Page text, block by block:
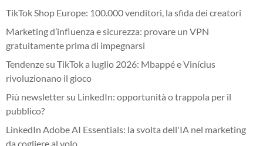
TikTok Shop Europe: 100.000 venditori, la sfida dei creatori
Marketing d’influenza e sicurezza: provare un VPN
gratuitamente prima di impegnarsi
Tendenze su TikTok a luglio 2026: Mbappé e Vinícius
rivoluzionano il gioco
Più newsletter su LinkedIn: opportunità o trappola per il
pubblico?
LinkedIn Adobe AI Essentials: la svolta dell'IA nel marketing
da cogliere al volo